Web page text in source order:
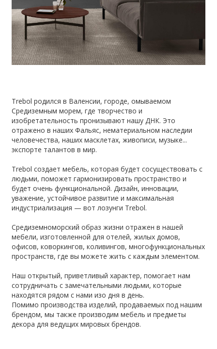
Trebol родился в Валенсии, городе, омываемом
Средиземным морем, где творчество и
изобретательность пронизывают нашу ДНК. Это
отражено в наших Фальяс, нематериальном наследии
человечества, наших масклетах, живописи, музыке...
экспорте талантов в мир.
Trebol создает мебель, которая будет сосуществовать с
людьми, поможет гармонизировать пространство и
будет очень функциональной. Дизайн, инновации,
уважение, устойчивое развитие и максимальная
индустриализация — вот лозунги Trebol.
Средиземноморский образ жизни отражен в нашей
мебели, изготовленной для отелей, жилых домов,
офисов, коворкингов, коливингов, многофункциональных
пространств, где вы можете жить с каждым элементом.
Наш открытый, приветливый характер, помогает нам
сотрудничать с замечательными людьми, которые
находятся рядом с нами изо дня в день.
Помимо производства изделий, продаваемых под нашим
брендом, мы также производим мебель и предметы
декора для ведущих мировых брендов.